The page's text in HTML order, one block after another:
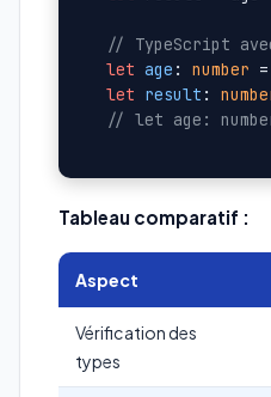
// TypeScript
let age : number =
let result :
// let age:
Tableau comparatif :
Aspect
Vérification des
types